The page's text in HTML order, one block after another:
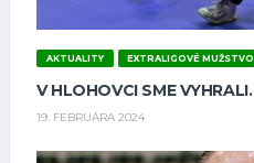
AKTUALITY EXTRALIGOVÉ MUŽSTVO
V HLOHOVCI SME VYHRALI.
19. FEBRUÁRA 2024